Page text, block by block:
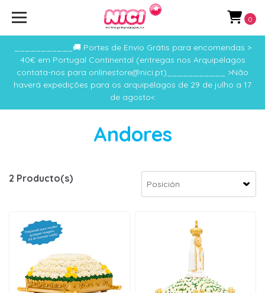
___________🚚 Portes de Envio Grátis para encomendas >
40€ em Portugal Continental (entregas nos Arquipélagos
contata-nos para onlinestore@nici.pt)___________ >Não
haverá expedições para os arquipélagos de 29 de julho a 17
de agosto<
0
Andores
2 Producto(s)